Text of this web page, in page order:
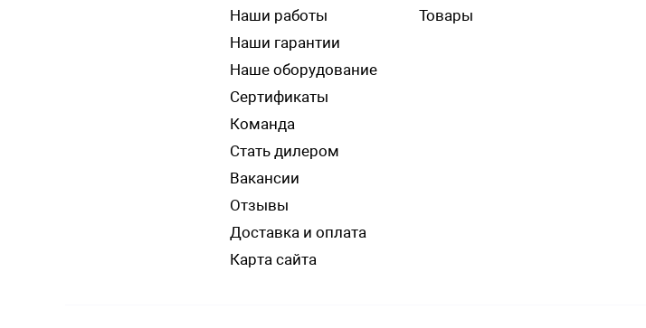
Наши работы
Наши гарантии
Наше оборудование
Сертификаты
Команда
Стать дилером
Вакансии
Отзывы
Доставка и оплата
Карта сайта
Товары